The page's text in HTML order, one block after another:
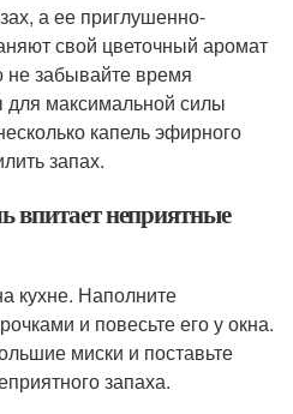
а ее приглушенно-
свой цветочный аромат
забывайте время
для максимальной силы
капель эфирного
запах.
впитает неприятные
кухне. Наполните
и повесьте его у окна.
миски и поставьте
запаха.